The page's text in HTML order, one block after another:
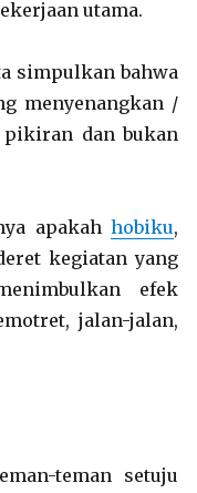
utama.
simpulkan bahwa
menyenangkan /
pikiran dan bukan
apakahhobiku,
kegiatan yang
efek
jalan-jalan,
teman setuju